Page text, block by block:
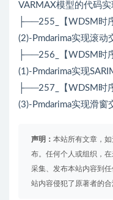
VARMAX模型的代码
├──255_【WDSM时
(2)-Pmdarima实现滚
├──256_【WDSM时
(1)-Pmdarima实现
├──257_【WDSM时
(3)-Pmdarima实现滑
声明： 本站所有文章，
布。任何个人或组织，
采集、发布本站内容到
站内容侵犯了原著者的合